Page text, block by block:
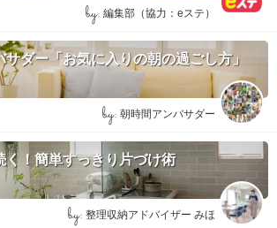
by: 編集部（協力：eステ）
サダー「お気に入りの朝の過ごし方」
by: 朝時間アンバサダー
く！簡単すっきり片づけ術
by: 整理収納アドバイザー みほ